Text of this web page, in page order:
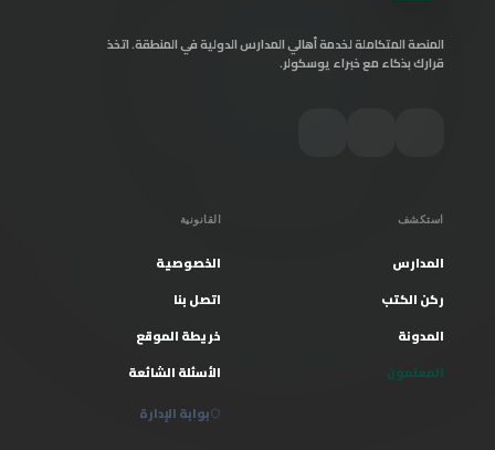
المنصة المتكاملة لخدمة أهالي المدارس الدولية في المنطقة. اتخذ
قرارك بذكاء مع خبراء يوسكولر.
استكشف
المدارس
ركن الكتب
المدونة
المعلمون
القانونية
الخصوصية
اتصل بنا
خريطة الموقع
الأسئلة الشائعة
بوابة الإدارة